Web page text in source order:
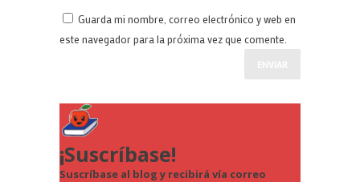
Guarda mi nombre, correo electrónico y web en
este navegador para la próxima vez que comente.
¡Suscríbase!
Suscríbase al blog y recibirá vía correo